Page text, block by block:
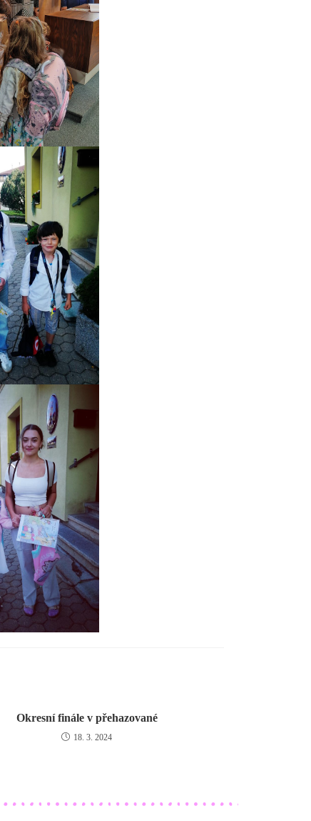
Okresní finále v přehazované
18. 3. 2024